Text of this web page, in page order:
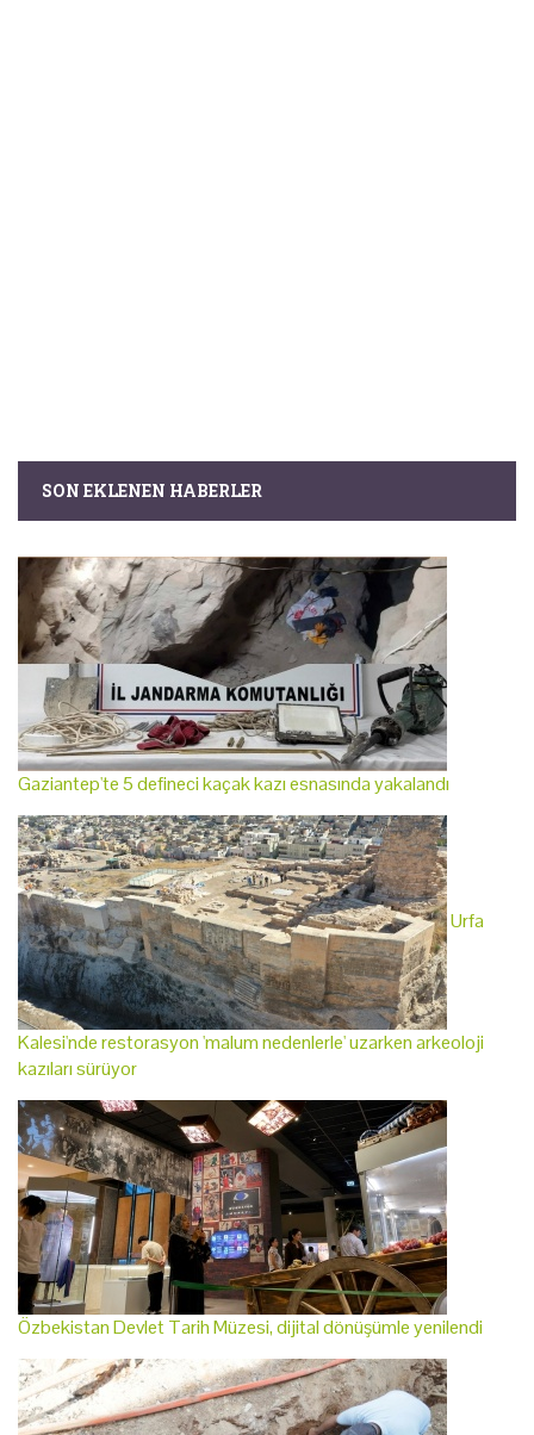
SON EKLENEN HABERLER
Gaziantep'te 5 defineci kaçak kazı esnasında yakalandı
Urfa
Kalesi'nde restorasyon 'malum nedenlerle' uzarken arkeoloji
kazıları sürüyor
Özbekistan Devlet Tarih Müzesi, dijital dönüşümle yenilendi